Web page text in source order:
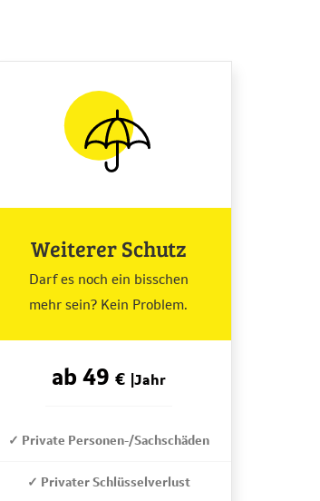
Weiterer Schutz
Darf es noch ein bisschen
mehr sein? Kein Problem.
ab 49 € |Jahr
✓ Private Personen-/Sachschäden
✓ Privater Schlüsselverlust